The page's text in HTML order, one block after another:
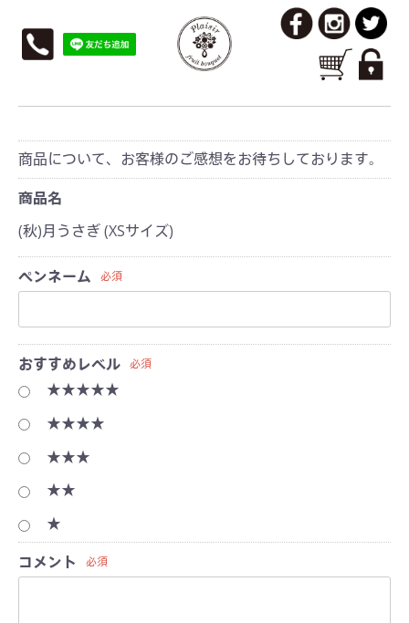
商品について、お客様のご感想をお待ちしております。
商品名
(秋)月うさぎ (XSサイズ)
ペンネーム 必須
おすすめレベル 必須
★★★★★
★★★★
★★★
★★
★
コメント
必須